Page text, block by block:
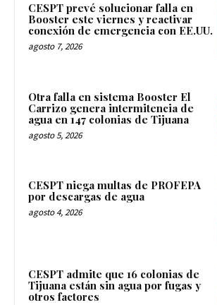
CESPT prevé solucionar falla en
Booster este viernes y reactivar
conexión de emergencia con EE.UU.
agosto 7, 2026
Otra falla en sistema Booster El
Carrizo genera intermitencia de
agua en 147 colonias de Tijuana
agosto 5, 2026
CESPT niega multas de PROFEPA
por descargas de agua
agosto 4, 2026
CESPT admite que 16 colonias de
Tijuana están sin agua por fugas y
otros factores